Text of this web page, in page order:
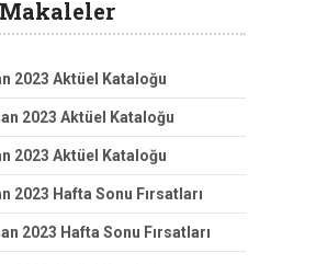
2023 Aktüel Kataloğu
2023 Aktüel Kataloğu
2023 Aktüel Kataloğu
2023 Hafta Sonu Fırsatları
2023 Hafta Sonu Fırsatları